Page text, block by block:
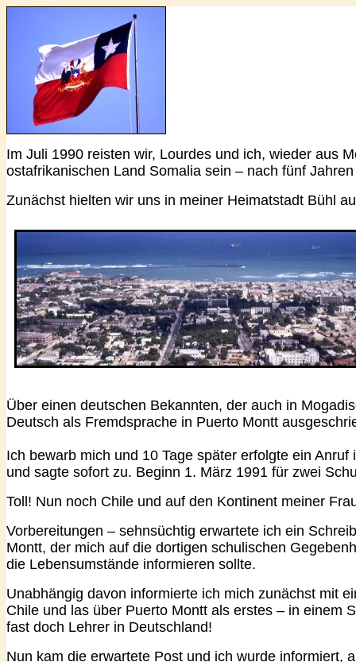
Im Juli 1990 reisten wir, Lourdes und ich, wieder aus
ostafrikanischen Land Somalia sein – nach fünf
Zunächst hielten wir uns in meiner Heimatstadt Bühl
Über einen deutschen Bekannten, der auch in
Deutsch als Fremdsprache in Puerto Montt
Ich bewarb mich und 10 Tage später erfolgte ein
und sagte sofort zu. Beginn 1. März 1991 für zwei
Toll! Nun noch Chile und auf den Kontinent meiner
Vorbereitungen – sehnsüchtig erwartete ich ein
Montt, der mich auf die dortigen schulischen
die Lebensumstände informieren sollte.
Unabhängig davon informierte ich mich zunächst mit
Chile und las über Puerto Montt als erstes – in einem
fast doch Lehrer in Deutschland!
Nun kam die erwartete Post und ich wurde informiert,